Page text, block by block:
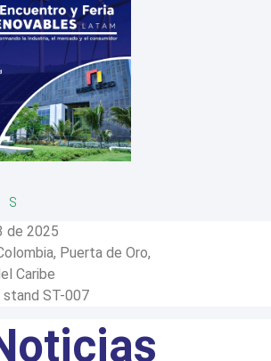
de 2025
Puerta de Oro,
Caribe
ST-007